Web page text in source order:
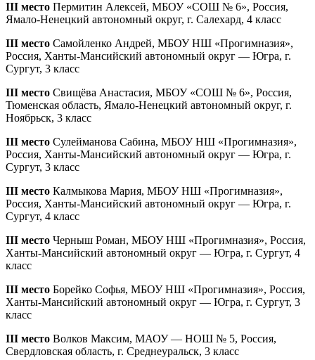
III место Пермитин Алексей, МБОУ «СОШ № 6», Россия,
Ямало-Ненецкий автономный округ, г. Салехард, 4 класс
III место Самойленко Андрей, МБОУ НШ «Прогимназия»,
Россия, Ханты-Мансийский автономный округ — Югра, г.
Сургут, 3 класс
III место Свищёва Анастасия, МБОУ «СОШ № 6», Россия,
Тюменская область, Ямало-Ненецкий автономный округ, г.
Ноябрьск, 3 класс
III место Сулейманова Сабина, МБОУ НШ «Прогимназия»,
Россия, Ханты-Мансийский автономный округ — Югра, г.
Сургут, 3 класс
III место Калмыкова Мария, МБОУ НШ «Прогимназия»,
Россия, Ханты-Мансийский автономный округ — Югра, г.
Сургут, 4 класс
III место Черныш Роман, МБОУ НШ «Прогимназия», Россия,
Ханты-Мансийский автономный округ — Югра, г. Сургут, 4
класс
III место Борейко Софья, МБОУ НШ «Прогимназия», Россия,
Ханты-Мансийский автономный округ — Югра, г. Сургут, 3
класс
III место Волков Максим, МАОУ — НОШ № 5, Россия,
Свердловская область, г. Среднеуральск, 3 класс